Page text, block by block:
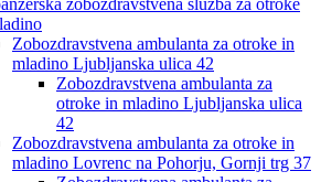
zobozdravstvena služba za otroke
Zobozdravstvena ambulanta za otroke in
mladino Ljubljanska ulica 42
Zobozdravstvena ambulanta za
otroke in mladino Ljubljanska ulica
42
Zobozdravstvena ambulanta za otroke in
mladino Lovrenc na Pohorju, Gornji trg 37